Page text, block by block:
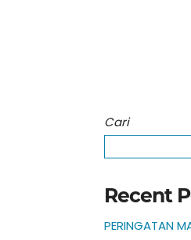
Cari
Recent
PERINGATAN